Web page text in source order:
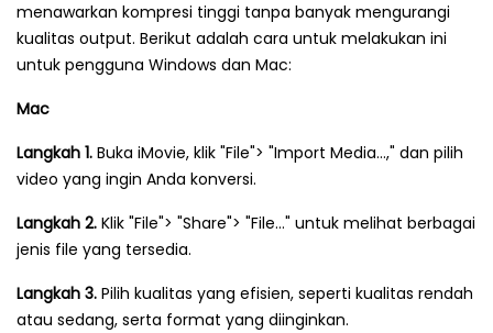
menawarkan kompresi tinggi tanpa banyak mengurangi
kualitas output. Berikut adalah cara untuk melakukan ini
untuk pengguna Windows dan Mac:
Mac
Langkah 1. Buka iMovie, klik "File"> "Import Media…," dan pilih
video yang ingin Anda konversi.
Langkah 2. Klik "File"> "Share"> "File…" untuk melihat berbagai
jenis file yang tersedia.
Langkah 3. Pilih kualitas yang efisien, seperti kualitas rendah
atau sedang, serta format yang diinginkan.